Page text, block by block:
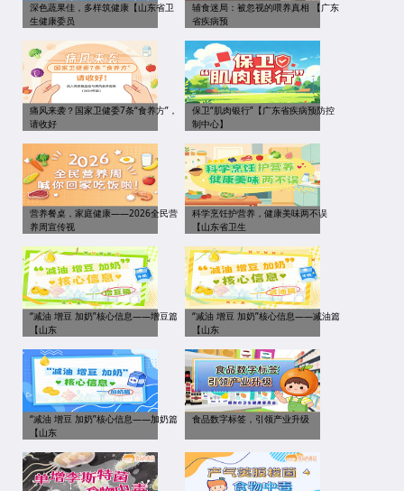
深色蔬果佳，多样筑健康【山东省卫
生健康委员
辅食迷局：被忽视的喂养真相 【广东
省疾病预
痛风来袭？国家卫健委7条“食养方”，
请收好
保卫“肌肉银行”【广东省疾病预防控
制中心】
营养餐桌，家庭健康——2026全民营
养周宣传视
科学烹饪护营养，健康美味两不误
【山东省卫生
“减油 增豆 加奶”核心信息——增豆篇
【山东
“减油 增豆 加奶”核心信息——减油篇
【山东
“减油 增豆 加奶”核心信息——加奶篇
【山东
食品数字标签，引领产业升级